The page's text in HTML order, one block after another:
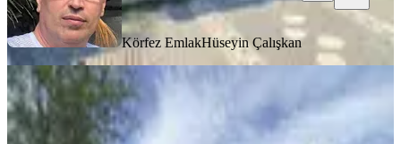
Körfez EmlakHüseyin Çalışkan
Balıkesir Gömec Keremköy De Satılık
Ciftlikevi